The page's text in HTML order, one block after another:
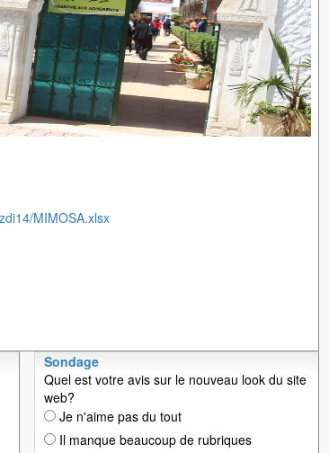
MIMOSA.xlsx
Sondage
Quel est votre avis sur le nouveau look du site
web?
Je n'aime pas du tout
Il manque beaucoup de rubriques